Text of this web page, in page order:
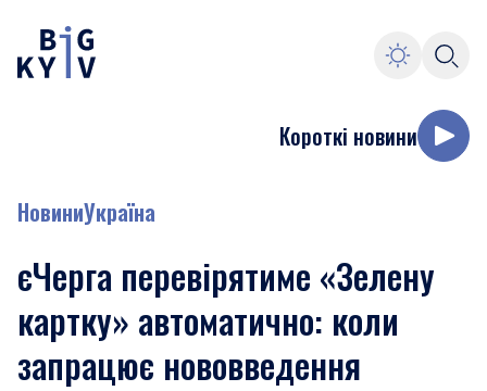
Короткі новини
НовиниУкраїна
єЧерга перевірятиме «Зелену
картку» автоматично: коли
запрацює нововведення